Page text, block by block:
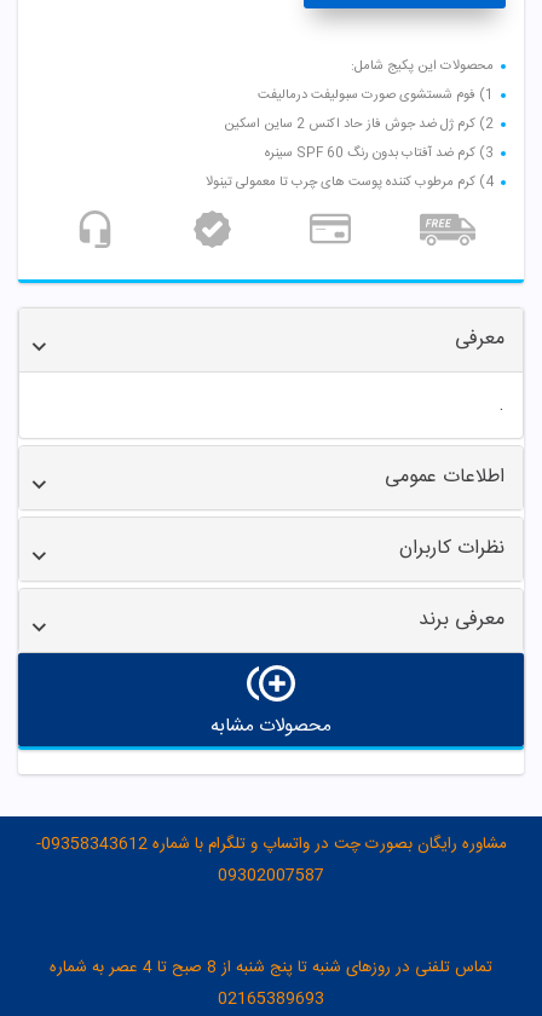
محصولات این پکیج شامل:
1) فوم شستشوی صورت سبولیفت درمالیفت
2) کرم ژل ضد جوش فاز حاد اکنس 2 ساین اسکین
3) کرم ضد آفتاب بدون رنگ SPF 60 سینره
4) کرم مرطوب کننده پوست های چرب تا معمولی تینولا
معرفی
.
اطلاعات عمومی
نظرات کاربران
معرفی برند
محصولات مشابه
مشاوره رایگان بصورت چت در واتساپ و تلگرام با شماره 09358343612-
09302007587
تماس تلفنی در روزهای شنبه تا پنج شنبه از 8 صبح تا 4 عصر به شماره
02165389693